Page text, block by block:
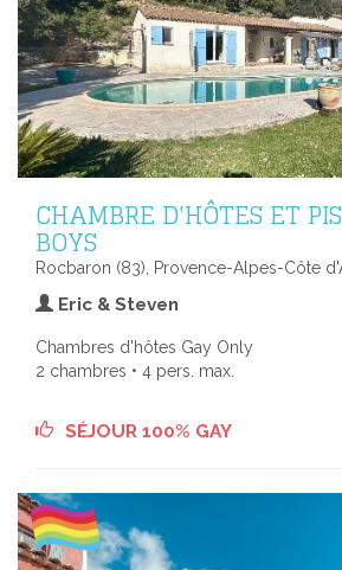
CHAMBRE D'HÔTES ET
BOYS
Rocbaron (83), Provence-Alpes-Côte
Eric & Steven
Chambres d'hôtes Gay Only
2 chambres • 4 pers. max.
SÉJOUR 100% GAY